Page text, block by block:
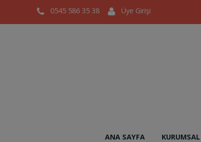
0545 586 35 38 Üye Girişi
ANA SAYFA KURUMSAL